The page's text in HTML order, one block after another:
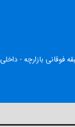
بازارچه - داخلی 2115